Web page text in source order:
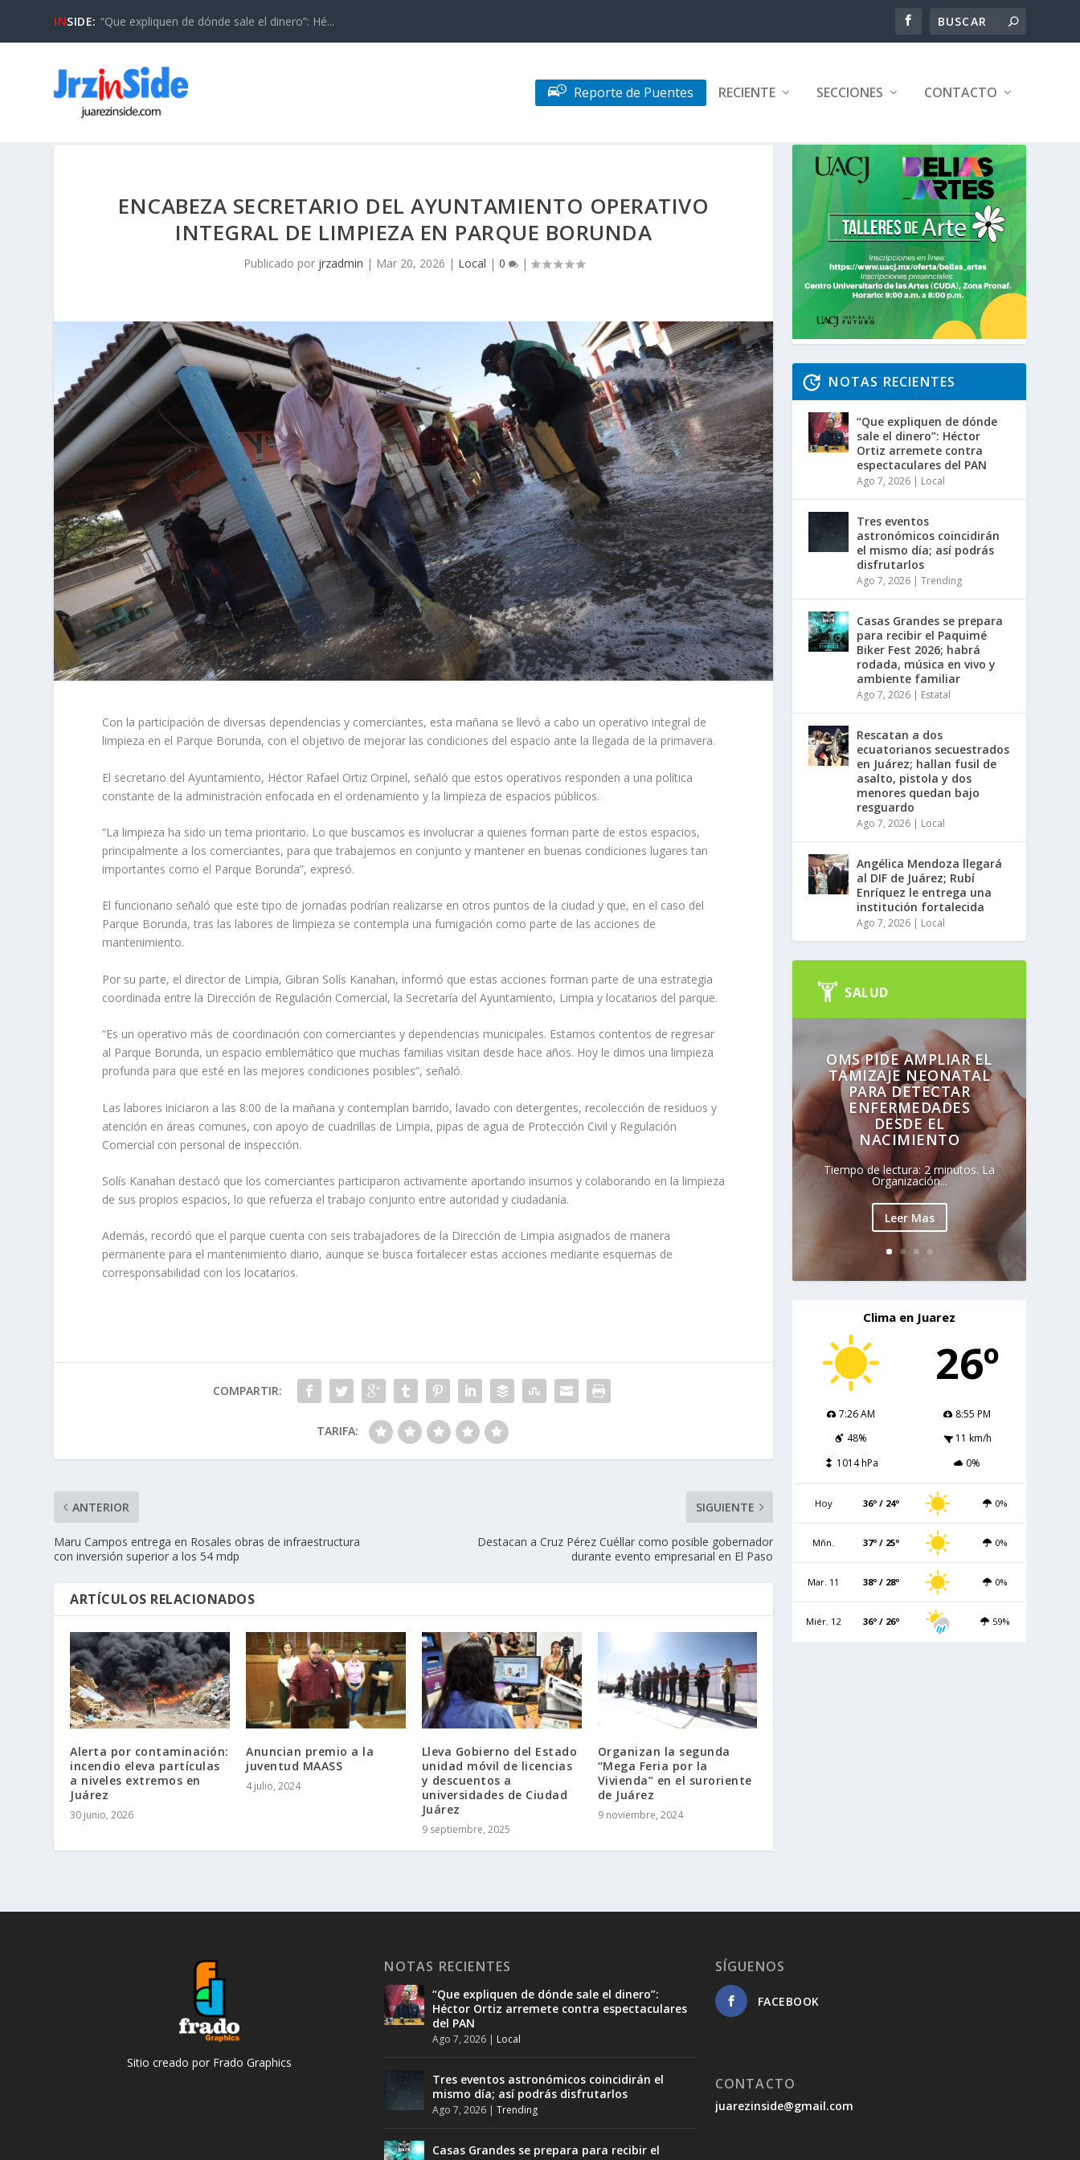
INSIDE: “Que expliquen de dónde sale el dinero”: Hé...
Reporte de Puentes RECIENTE SECCIONES CONTACTO
ENCABEZA SECRETARIO DEL AYUNTAMIENTO OPERATIVO
INTEGRAL DE LIMPIEZA EN PARQUE BORUNDA
Publicado por jrzadmin | Mar 20, 2026 | Local | 0 |
Con la participación de diversas dependencias y comerciantes, esta mañana se llevó a cabo un operativo integral de
limpieza en el Parque Borunda, con el objetivo de mejorar las condiciones del espacio ante la llegada de la primavera.
El secretario del Ayuntamiento, Héctor Rafael Ortiz Orpinel, señaló que estos operativos responden a una política
constante de la administración enfocada en el ordenamiento y la limpieza de espacios públicos.
“La limpieza ha sido un tema prioritario. Lo que buscamos es involucrar a quienes forman parte de estos espacios,
principalmente a los comerciantes, para que trabajemos en conjunto y mantener en buenas condiciones lugares tan
importantes como el Parque Borunda”, expresó.
El funcionario señaló que este tipo de jornadas podrían realizarse en otros puntos de la ciudad y que, en el caso del
Parque Borunda, tras las labores de limpieza se contempla una fumigación como parte de las acciones de
mantenimiento.
Por su parte, el director de Limpia, Gibran Solís Kanahan, informó que estas acciones forman parte de una estrategia
coordinada entre la Dirección de Regulación Comercial, la Secretaría del Ayuntamiento, Limpia y locatarios del parque.
“Es un operativo más de coordinación con comerciantes y dependencias municipales. Estamos contentos de regresar
al Parque Borunda, un espacio emblemático que muchas familias visitan desde hace años. Hoy le dimos una limpieza
profunda para que esté en las mejores condiciones posibles”, señaló.
Las labores iniciaron a las 8:00 de la mañana y contemplan barrido, lavado con detergentes, recolección de residuos y
atención en áreas comunes, con apoyo de cuadrillas de Limpia, pipas de agua de Protección Civil y Regulación
Comercial con personal de inspección.
Solís Kanahan destacó que los comerciantes participaron activamente aportando insumos y colaborando en la limpieza
de sus propios espacios, lo que refuerza el trabajo conjunto entre autoridad y ciudadanía.
Además, recordó que el parque cuenta con seis trabajadores de la Dirección de Limpia asignados de manera
permanente para el mantenimiento diario, aunque se busca fortalecer estas acciones mediante esquemas de
corresponsabilidad con los locatarios.
COMPARTIR:
TARIFA:
ANTERIOR
Maru Campos entrega en Rosales obras de infraestructura
con inversión superior a los 54 mdp
SIGUIENTE
Destacan a Cruz Pérez Cuéllar como posible gobernador
durante evento empresarial en El Paso
ARTÍCULOS RELACIONADOS
Alerta por contaminación:
incendio eleva partículas
a niveles extremos en
Juárez
30 junio, 2026
Anuncian premio a la
juventud MAASS
4 julio, 2024
Lleva Gobierno del Estado
unidad móvil de licencias
y descuentos a
universidades de Ciudad
Juárez
9 septiembre, 2025
Organizan la segunda
“Mega Feria por la
Vivienda” en el suroriente
de Juárez
9 noviembre, 2024
NOTAS RECIENTES
“Que expliquen de dónde
sale el dinero”: Héctor
Ortiz arremete contra
espectaculares del PAN
Ago 7, 2026 | Local
Tres eventos
astronómicos coincidirán
el mismo día; así podrás
disfrutarlos
Ago 7, 2026 |Trending
Casas Grandes se prepara
para recibir el Paquimé
Biker Fest 2026; habrá
rodada, música en vivo y
ambiente familiar
Ago 7, 2026 | Estatal
Rescatan a dos
ecuatorianos secuestrados
en Juárez; hallan fusil de
asalto, pistola y dos
menores quedan bajo
resguardo
Ago 7, 2026 | Local
Angélica Mendoza llegará
al DIF de Juárez; Rubí
Enríquez le entrega una
institución fortalecida
Ago 7, 2026 | Local
SALUD
OMS PIDE AMPLIAR EL
TAMIZAJE NEONATAL
PARA DETECTAR
ENFERMEDADES
DESDE EL
NACIMIENTO
Tiempo de lectura: 2 minutos. La
Organización...
Leer Mas
Clima en Juarez
26º
7:26 AM
8:55 PM
48%
11 km/h
1014 hPa
0%
Hoy 36º / 24º 0%
Mñn. 37º / 25º 0%
Mar. 11 38º / 28º 0%
Miér. 12 36º / 26º 59%
Sitio creado por Frado Graphics
NOTAS RECIENTES
“Que expliquen de dónde sale el dinero”:
Héctor Ortiz arremete contra espectaculares
del PAN
Ago 7, 2026 | Local
Tres eventos astronómicos coincidirán el
mismo día; así podrás disfrutarlos
Ago 7, 2026 |Trending
Casas Grandes se prepara para recibir el
SÍGUENOS
FACEBOOK
CONTACTO
juarezinside@gmail.com